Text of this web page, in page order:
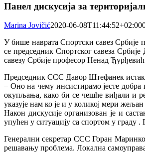
Панел дискусија за
Marina Jovičić2020-06-08T11:44:52+02:00
У бише наврата Спортски савез Србије
се председник Спортског савеза
савезу Србије професор Ненад
Председник ССС Давор Штефанек
– Оно на чему инсистирамо јесте
окупљања, како би се чешће виђали и
указује нам ко је и у коликој мери
Након дискусије организован је и
упућен у ситуацију са спортом у граду
Генерални секретар ССС Горан
решавању проблема. Локална